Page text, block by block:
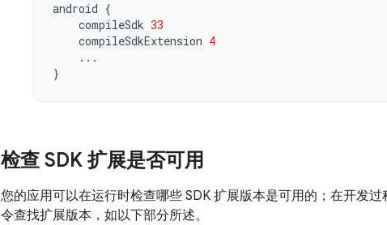
android {
compileSdk 33
compileSdkExtension 4
...
}
检查 SDK 扩展是否可用
您的应用可以在运行时检查哪些 SDK 扩展版本是可用的；在开发
令查找扩展版本，如以下部分所述。